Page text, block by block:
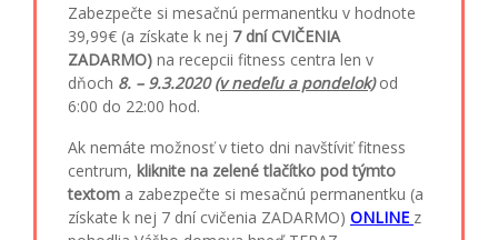
Zabezpečte si mesačnú permanentku v hodnote
39,99€ (a získate k nej 7 dní CVIČENIA
ZADARMO) na recepcii fitness centra len v
dňoch 8. – 9.3.2020(v nedeľu a pondelok)od
6:00 do 22:00 hod.
Ak nemáte možnosť v tieto dni navštíviť fitness
centrum, kliknite na zelené tlačítko pod týmto
textom a zabezpečte si mesačnú permanentku (a
získate k nej 7 dní cvičenia ZADARMO) ONLINE z